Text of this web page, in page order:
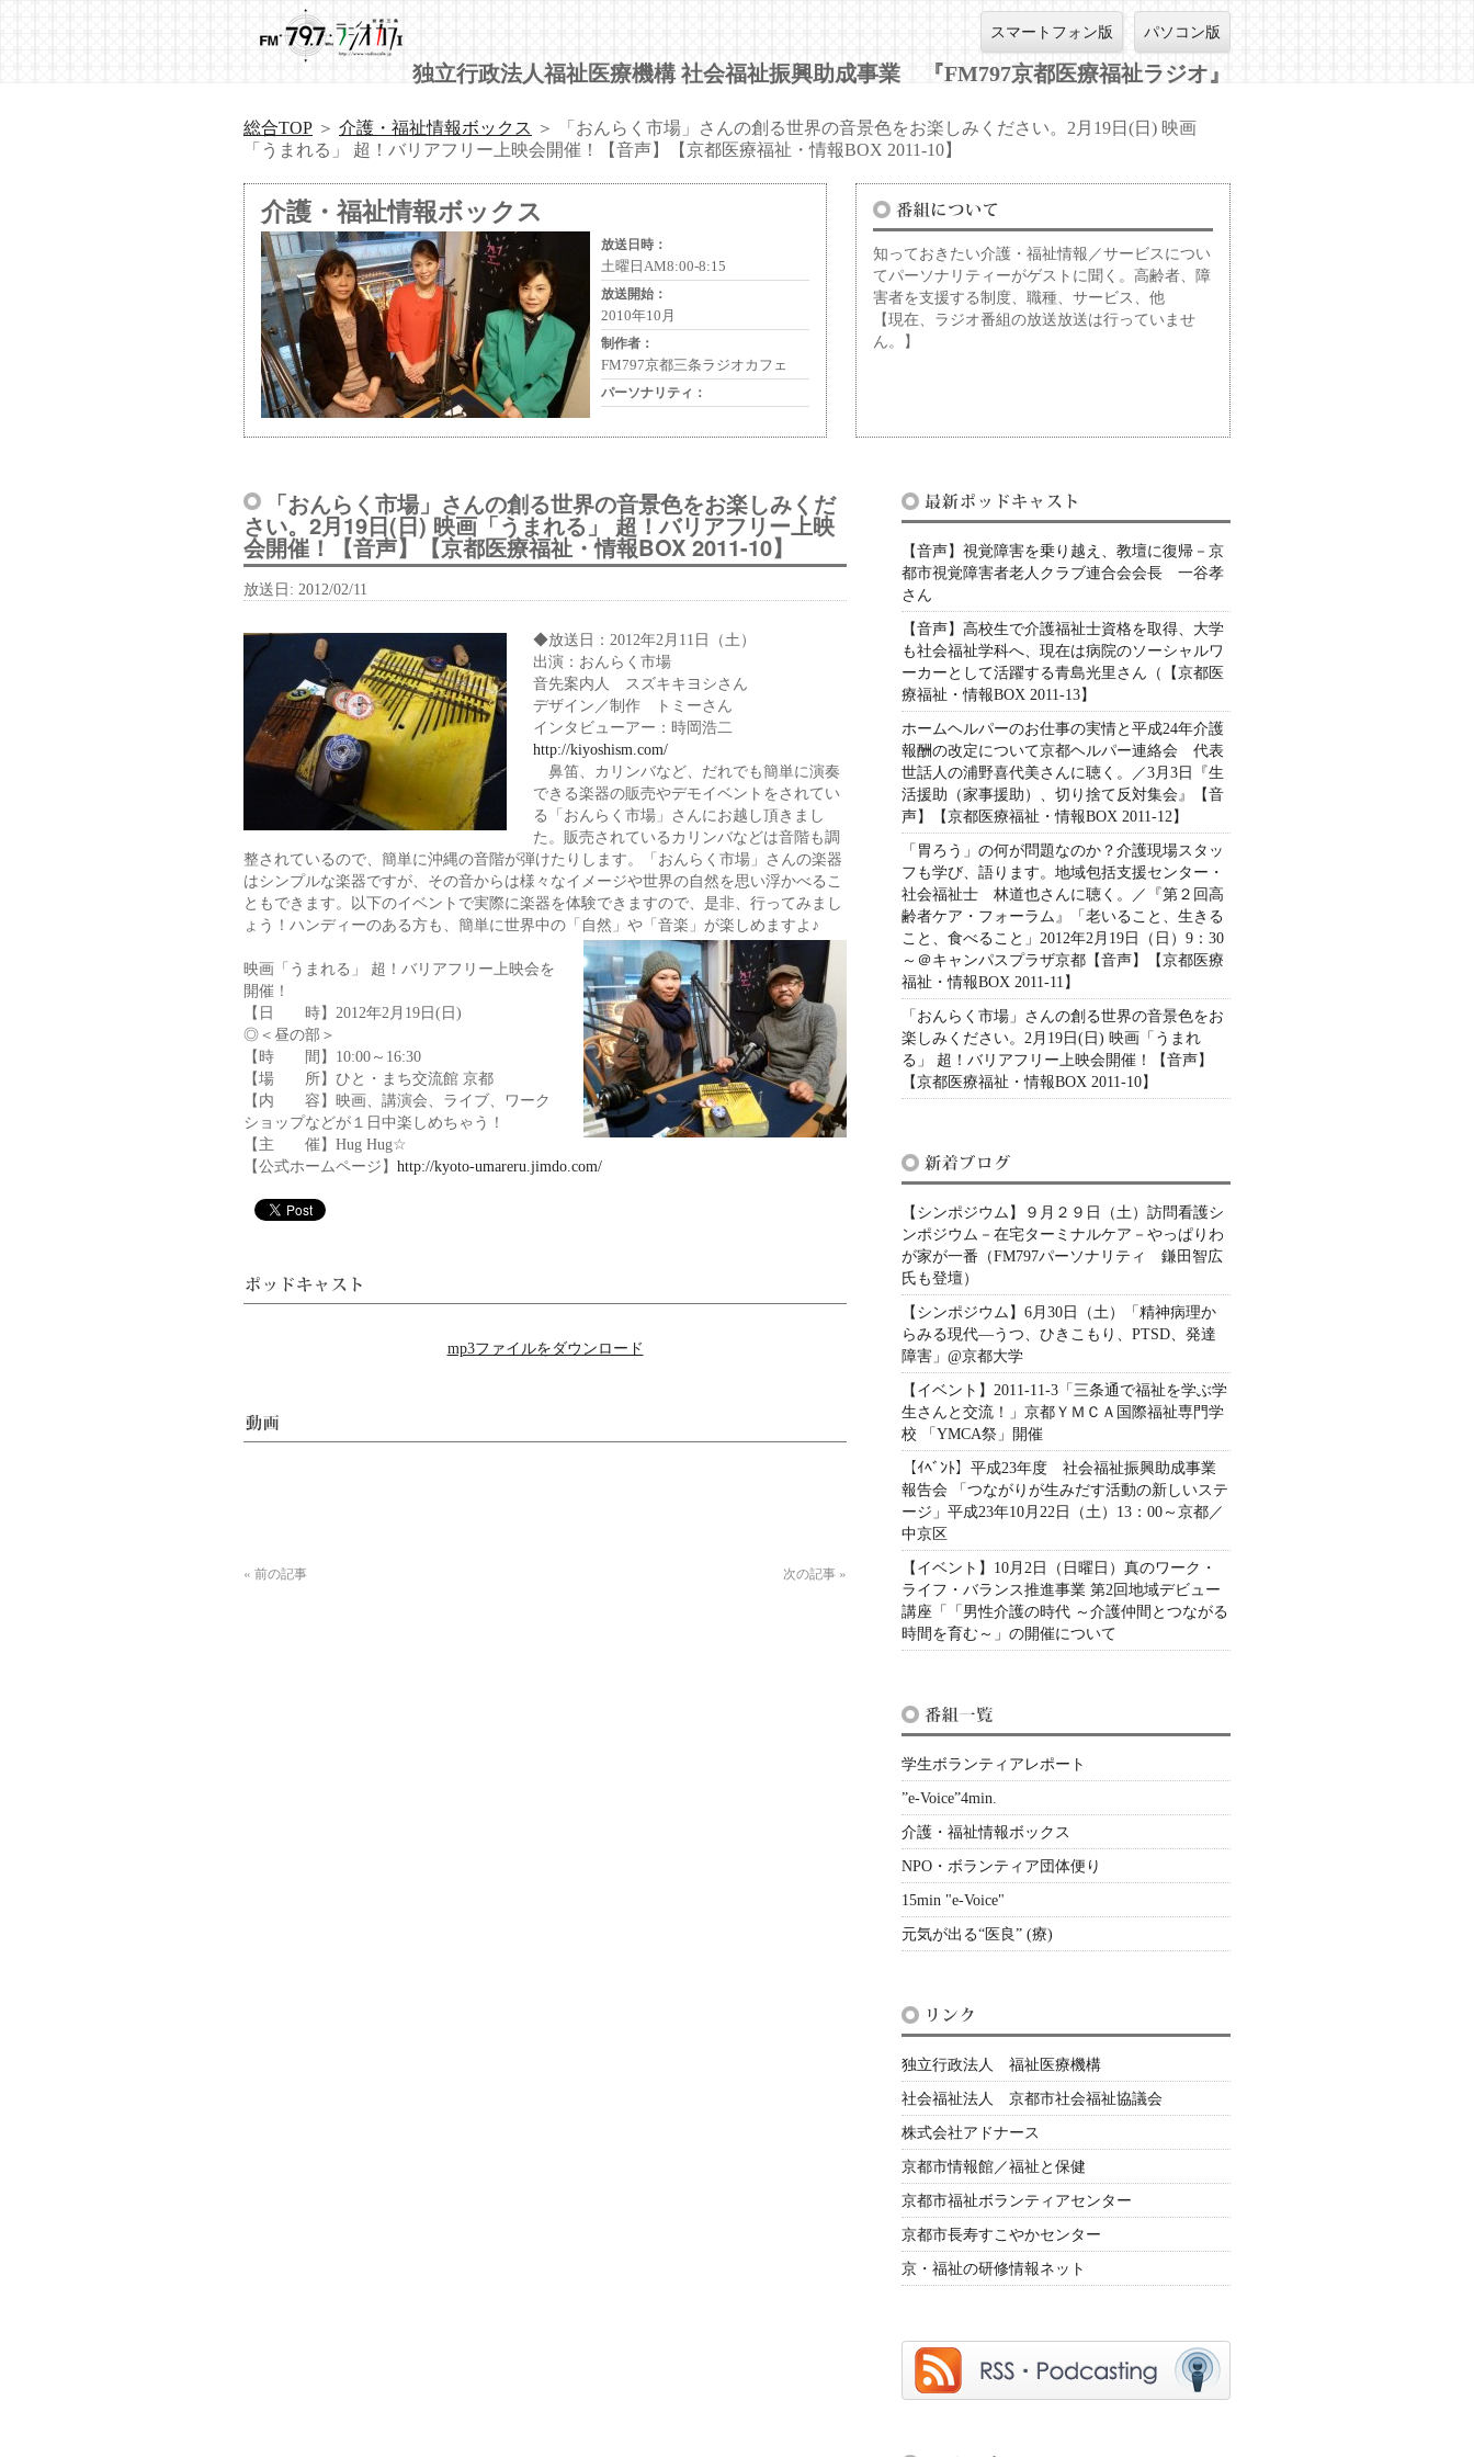
パソコン版
スマートフォン版
独立行政法人福祉医療機構 社会福祉振興助成事業 『FM797京都医療福祉ラジオ』
総合TOP ＞ 介護・福祉情報ボックス ＞ 「おんらく市場」さんの創る世界の音景色をお楽しみください。2月19日(日) 映画
「うまれる」 超！バリアフリー上映会開催！【音声】【京都医療福祉・情報BOX 2011-10】
介護・福祉情報ボックス
放送日時：
土曜日AM8:00-8:15
放送開始：
2010年10月
制作者：
FM797京都三条ラジオカフェ
パーソナリティ：
知っておきたい介護・福祉情報／サービスについ
てパーソナリティーがゲストに聞く。高齢者、障
害者を支援する制度、職種、サービス、他
【現在、ラジオ番組の放送放送は行っていませ
ん。】
「おんらく市場」さんの創る世界の音景色をお楽しみくだ
さい。2月19日(日) 映画「うまれる」 超！バリアフリー上映
会開催！【音声】【京都医療福祉・情報BOX 2011-10】
放送日: 2012/02/11
◆放送日：2012年2月11日（土）
出演：おんらく市場
音先案内人 スズキキヨシさん
デザイン／制作 トミーさん
インタビューアー：時岡浩二
http://kiyoshism.com/
鼻笛、カリンバなど、だれでも簡単に演奏
できる楽器の販売やデモイベントをされてい
る「おんらく市場」さんにお越し頂きまし
た。販売されているカリンバなどは音階も調
整されているので、簡単に沖縄の音階が弾けたりします。「おんらく市場」さんの楽器
はシンプルな楽器ですが、その音からは様々なイメージや世界の自然を思い浮かべるこ
ともできます。以下のイベントで実際に楽器を体験できますので、是非、行ってみまし
ょう！ハンディーのある方も、簡単に世界中の「自然」や「音楽」が楽しめますよ♪
映画「うまれる」 超！バリアフリー上映会を
開催！
【日 時】2012年2月19日(日)
◎＜昼の部＞
【時 間】10:00～16:30
【場 所】ひと・まち交流館 京都
【内 容】映画、講演会、ライブ、ワーク
ショップなどが１日中楽しめちゃう！
【主 催】Hug Hug☆
【公式ホームページ】 http://kyoto-umareru.jimdo.com/
mp3ファイルをダウンロード
« 前の記事 次の記事 »
【音声】視覚障害を乗り越え、教壇に復帰－京
都市視覚障害者老人クラブ連合会会長 一谷孝
さん
【音声】高校生で介護福祉士資格を取得、大学
も社会福祉学科へ、現在は病院のソーシャルワ
ーカーとして活躍する青島光里さん（【京都医
療福祉・情報BOX 2011-13】
ホームヘルパーのお仕事の実情と平成24年介護
報酬の改定について京都ヘルパー連絡会 代表
世話人の浦野喜代美さんに聴く。／3月3日『生
活援助（家事援助）、切り捨て反対集会』【音
声】【京都医療福祉・情報BOX 2011-12】
「胃ろう」の何が問題なのか？介護現場スタッ
フも学び、語ります。地域包括支援センター・
社会福祉士 林道也さんに聴く。／『第２回高
齢者ケア・フォーラム』「老いること、生きる
こと、食べること」2012年2月19日（日）9：30
～＠キャンパスプラザ京都【音声】【京都医療
福祉・情報BOX 2011-11】
「おんらく市場」さんの創る世界の音景色をお
楽しみください。2月19日(日) 映画「うまれ
る」 超！バリアフリー上映会開催！【音声】
【京都医療福祉・情報BOX 2011-10】
【シンポジウム】９月２９日（土）訪問看護シ
ンポジウム－在宅ターミナルケア－やっぱりわ
が家が一番（FM797パーソナリティ 鎌田智広
氏も登壇）
【シンポジウム】6月30日（土）「精神病理か
らみる現代—うつ、ひきこもり、PTSD、発達
障害」@京都大学
【イベント】2011-11-3「三条通で福祉を学ぶ学
生さんと交流！」京都ＹＭＣＡ国際福祉専門学
校 「YMCA祭」開催
【ｲﾍﾞﾝﾄ】平成23年度 社会福祉振興助成事業
報告会 「つながりが生みだす活動の新しいステ
ージ」平成23年10月22日（土）13：00～京都／
中京区
【イベント】10月2日（日曜日）真のワーク・
ライフ・バランス推進事業 第2回地域デビュー
講座「「男性介護の時代 ～介護仲間とつながる
時間を育む～」の開催について
学生ボランティアレポート
”e-Voice”4min.
介護・福祉情報ボックス
NPO・ボランティア団体便り
15min "e-Voice"
元気が出る“医良” (療)
独立行政法人 福祉医療機構
社会福祉法人 京都市社会福祉協議会
株式会社アドナース
京都市情報館／福祉と保健
京都市福祉ボランティアセンター
京都市長寿すこやかセンター
京・福祉の研修情報ネット